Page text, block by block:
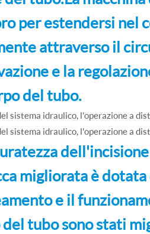
per estendersi nel
attraverso il
e la
del tubo.
sistema idraulico, l'operazione a
sistema idraulico, l'operazione a
migliorata è
e il
tubo sono stati